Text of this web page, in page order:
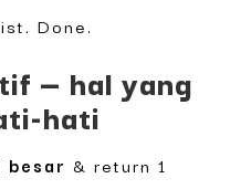
Done.
— hal yang
hati
besar & return 1